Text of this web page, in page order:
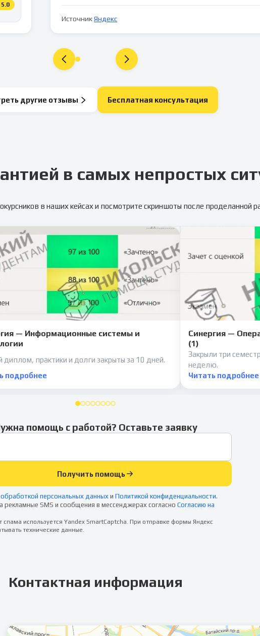
5.0
Источник Яндекс
другие отзывы Бесплатная консультация
в самых непростых
в наших кейсах и посмотрите скриншоты после проделанной
— Информационные системы и
диплом, практики и долги закрыты за 10 дней.
подробнее
Синергия —
(1)
Закрыли три
неделю.
Читать подробнее
помощь с работой? Оставьте заявку
Получить помощь
обработкой персональных данных и Политикой конфиденциальности.
рекламные SMS и сообщения в мессенджерах согласно Согласию на
спама используется Yandex SmartCaptcha. При отправке формы Яндекс
технические данные.
Контактная информация